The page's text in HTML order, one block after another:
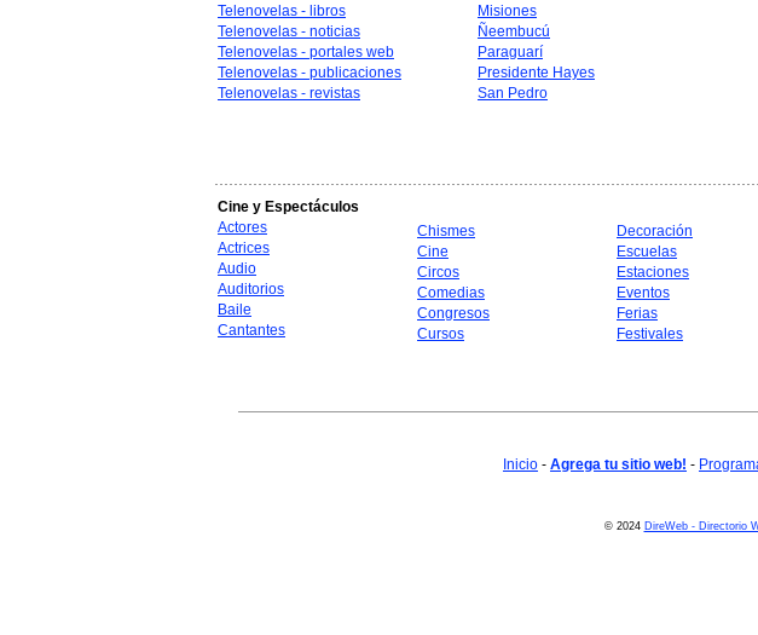
Telenovelas - libros
Telenovelas - noticias
Telenovelas - portales web
Telenovelas - publicaciones
Telenovelas - revistas
Misiones
Ñeembucú
Paraguarí
Presidente Hayes
San Pedro
Cine y Espectáculos
Actores
Actrices
Audio
Auditorios
Baile
Cantantes
Chismes
Cine
Circos
Comedias
Congresos
Cursos
Decoración
Escuelas
Estaciones
Eventos
Ferias
Festivales
Inicio - Agrega tu sitio web! -
© 2024 DireWeb - Directorio